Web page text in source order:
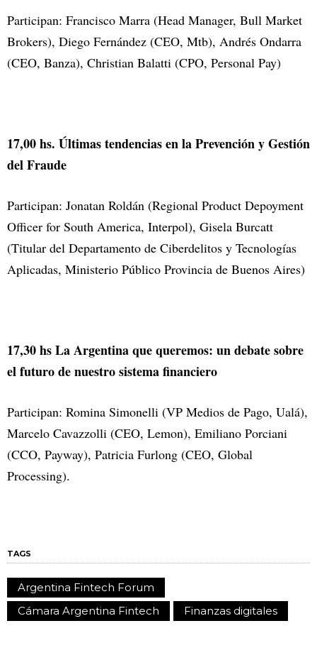
Participan: Francisco Marra (Head Manager, Bull Market
Brokers), Diego Fernández (CEO, Mtb), Andrés Ondarra
(CEO, Banza), Christian Balatti (CPO, Personal Pay)
17,00 hs. Últimas tendencias en la Prevención y Gestión
del Fraude
Participan: Jonatan Roldán (Regional Product Depoyment
Officer for South America, Interpol), Gisela Burcatt
(Titular del Departamento de Ciberdelitos y Tecnologías
Aplicadas, Ministerio Público Provincia de Buenos Aires)
17,30 hs La Argentina que queremos: un debate sobre
el futuro de nuestro sistema financiero
Participan: Romina Simonelli (VP Medios de Pago, Ualá),
Marcelo Cavazzolli (CEO, Lemon), Emiliano Porciani
(CCO, Payway), Patricia Furlong (CEO, Global
Processing).
TAGS
Argentina Fintech Forum
Cámara Argentina Fintech
Finanzas digitales